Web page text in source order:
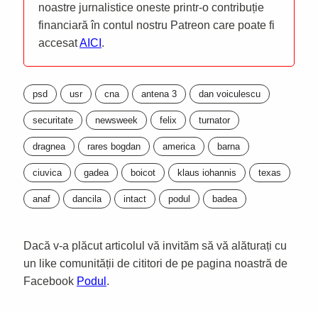
noastre jurnalistice oneste printr-o contribuție
financiară în contul nostru Patreon care poate fi
accesatAICI .
psd usr cna antena 3 dan voiculescu
securitate newsweek felix turnator
dragnea rares bogdan america barna
ciuvica gadea boicot klaus iohannis texas
anaf dancila intact podul badea
Dacă v-a plăcut articolul vă invităm să vă alăturați cu
un like comunității de cititori de pe pagina noastră de
Facebook Podul .